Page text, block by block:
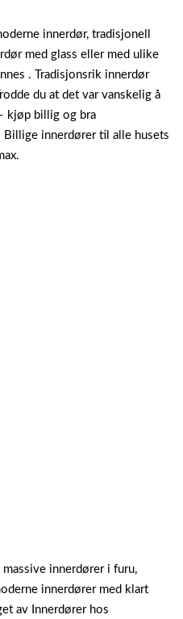
innerdør, tradisjonell
med glass eller med ulike
. Tradisjonsrik innerdør
du at det var vanskelig å
kjøp billig og bra
Billige innerdører til alle husets
innerdører i furu,
innerdører med klart
av Innerdører hos